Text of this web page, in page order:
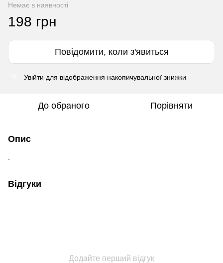
Немає в наявності
198 грн
Повідомити, коли з'явиться
Увійти для відображення накопичувальної знижки
До обраного Порівняти
Опис
Відгуки
Додайте перший відгук